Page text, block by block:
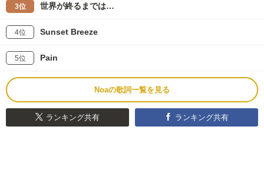
3位 世界が終るまでは…
4位 Sunset Breeze
5位 Pain
Noaの歌詞一覧を見る
ランキング共有 ランキング共有